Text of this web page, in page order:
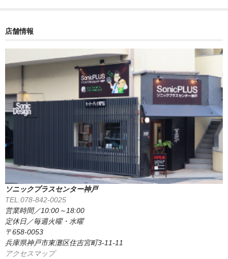
店舗情報
ソニックプラスセンター神戸
TEL.078-842-0025
営業時間／10:00～18:00
定休日／毎週火曜・水曜
〒658-0053
兵庫県神戸市東灘区住吉宮町3-11-11
アクセスマップ